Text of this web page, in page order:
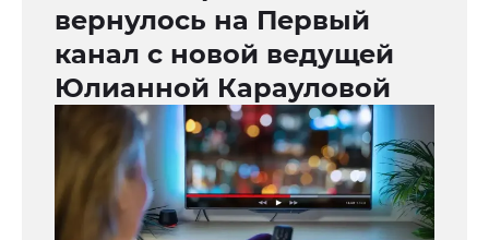
вернулось на Первый
канал с новой ведущей
Юлианной Карауловой